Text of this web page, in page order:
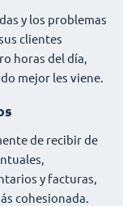
y los problemas
clientes
horas del día,
mejor les viene.
de recibir de
y facturas,
cohesionada.